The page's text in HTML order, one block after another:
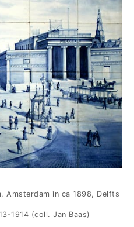
Amsterdam in ca 1898, Delfts
1914 (coll. Jan Baas)